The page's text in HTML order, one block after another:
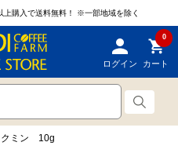
購入で送料無料！ ※一部地域を除く
ログイン
0
カート
クミン 10g